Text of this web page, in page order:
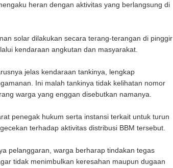
heran dengan aktivitas yang berlangsung di
solar dilakukan secara terang-terangan di pinggir
kendaraan angkutan dan masyarakat.
jelas kendaraan tankinya, lengkap
Ini malah tankinya tidak kelihatan nomor
warga yang enggan disebutkan namanya.
penegak hukum serta instansi terkait untuk turun
terhadap aktivitas distribusi BBM tersebut.
pelanggaran, warga berharap tindakan tegas
tidak menimbulkan keresahan maupun dugaan